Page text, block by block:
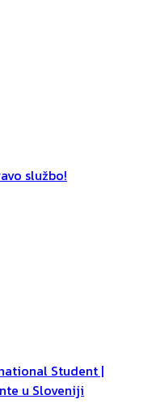
službo!
Student |
u Sloveniji